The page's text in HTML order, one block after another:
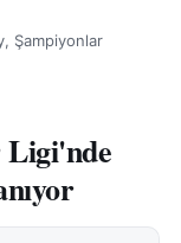
Şampiyonlar
Ligi'nde